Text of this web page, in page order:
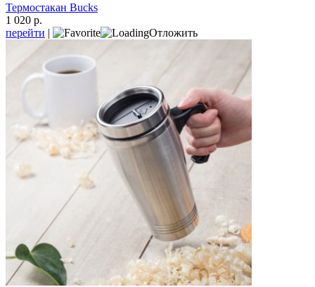
Термостакан Bucks
1 020 р.
перейти | Отложить